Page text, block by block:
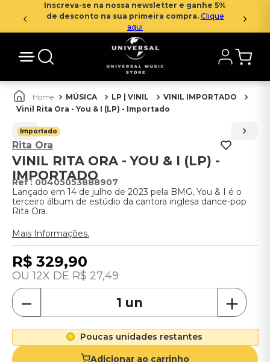
Inscreva-se na nossa newsletter e ganhe 5%
de desconto na sua primeira compra. Clique
aqui
MÚSICA LP | VINIL
VINIL IMPORTADO
Vinil Rita Ora - You & I (LP) - Importado
Importado
Rita Ora
VINIL RITA ORA - YOU & I (LP) -
IMPORTADO
: 00405053888907
Lançado em 14 de julho de 2023 pela BMG, You & I é o
terceiro álbum de estúdio da cantora inglesa dance-pop
Rita Ora.
Mais Informações.
R$ 329,90
12 R$ 27,49
＋
－
Poucas unidades restantes
Adicionar ao carrinho